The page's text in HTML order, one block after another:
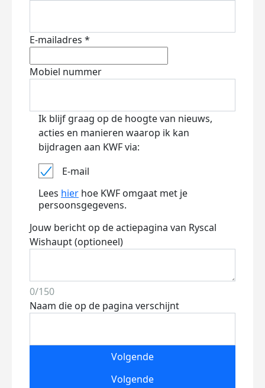
E-mailadres *
Mobiel nummer
Ik blijf graag op de hoogte van nieuws,
acties en manieren waarop ik kan
bijdragen aan KWF via:
E-mail
Lees hier hoe KWF omgaat met je
persoonsgegevens.
Jouw bericht op de actiepagina van Ryscal
Wishaupt (optioneel)
0/150
Naam die op de pagina verschijnt
Volgende
Volgende